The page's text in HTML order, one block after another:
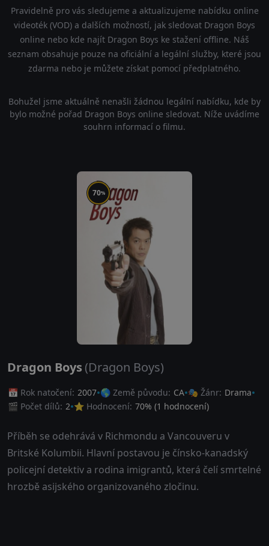
Pravidelně pro vás sledujeme a aktualizujeme nabídku online
videoték (VOD) a dalších možností, jak sledovat Dragon Boys
online nebo kde najít Dragon Boys ke stažení offline. Náš
seznam obsahuje pouze na oficiální a legální služby, které jsou
zdarma nebo je můžete získat pomocí předplatného.
Bohužel jsme aktuálně nenašli žádnou legální nabídku, kde by
bylo možné pořad Dragon Boys online sledovat. Níže uvádíme
souhrn informací o filmu.
70%
Dragon Boys (Dragon Boys)
📅 Rok natočení: 2007 🌎 Země původu: CA 🎭 Žánr: Drama
🎬 Počet dílů: 2 ⭐ Hodnocení: 70% (1 hodnocení)
Příběh se odehrává v Richmondu a Vancouveru v
Britské Kolumbii. Hlavní postavou je čínsko-kanadský
policejní detektiv a rodina imigrantů, která čelí smrtelné
hrozbě asijského organizovaného zločinu.